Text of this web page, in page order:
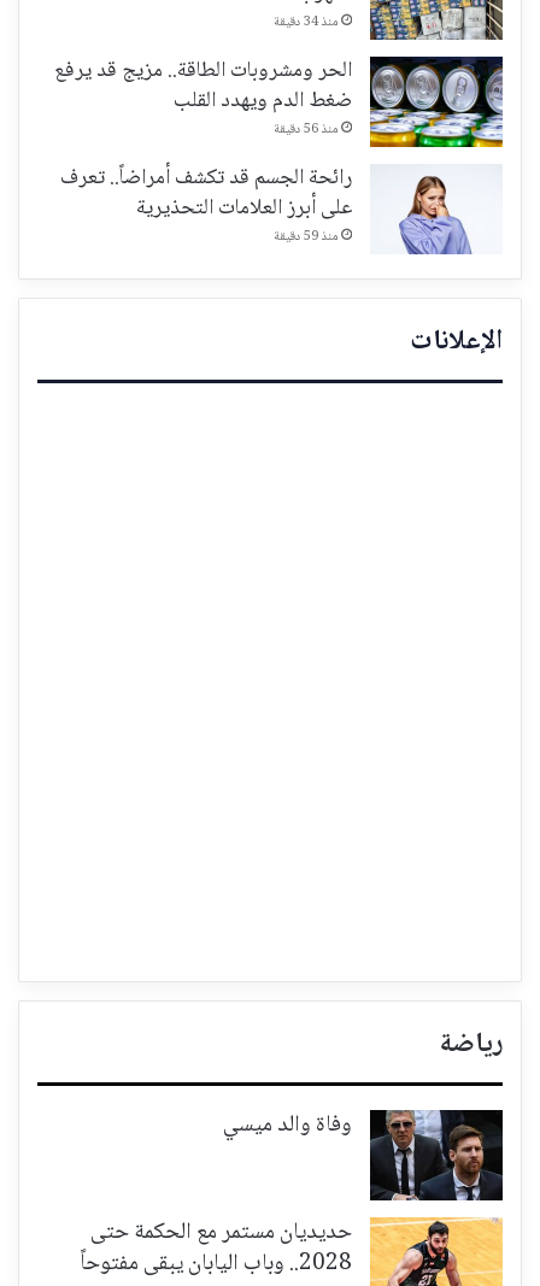
منذ 34 دقيقة
الحر ومشروبات الطاقة.. مزيج قد يرفع
ضغط الدم ويهدد القلب
منذ 56 دقيقة
رائحة الجسم قد تكشف أمراضاً.. تعرف
على أبرز العلامات التحذيرية
منذ 59 دقيقة
الإعلانات
رياضة
وفاة والد ميسي
حديديان مستمر مع الحكمة حتى
2028.. وباب اليابان يبقى مفتوحاً